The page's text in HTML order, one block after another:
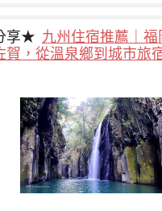
享★ 九州住宿推薦｜福
賀，從溫泉鄉到城市旅